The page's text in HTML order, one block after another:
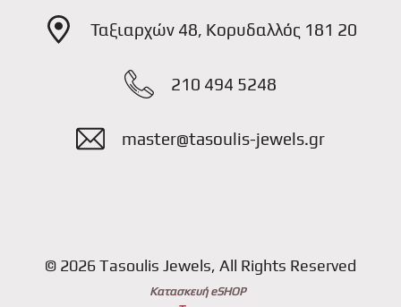
Ταξιαρχών 48, Κορυδαλλός 181 20
210 494 5248
master@tasoulis-jewels.gr
© 2026 Tasoulis Jewels, All Rights Reserved
Κατασκευή eSHOP